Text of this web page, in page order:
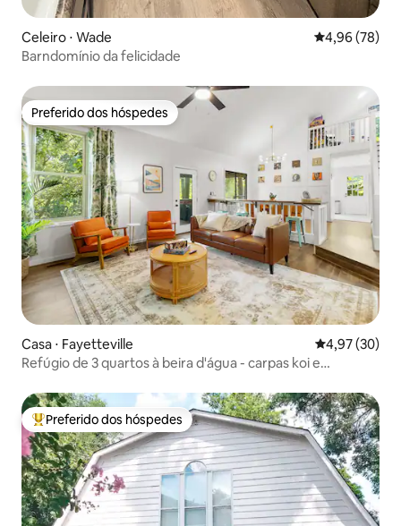
Celeiro ⋅ Wade 4,96 de uma
4,96 (78)
Barndomínio da felicidade
Preferido dos hóspedes
Preferido dos hóspedes
Casa ⋅ Fayetteville 4,97 de uma
4,97 (30)
Refúgio de 3 quartos à beira d'água - carpas koi e
Entre os melhores preferidos dos hóspedes
Preferido dos hóspedes